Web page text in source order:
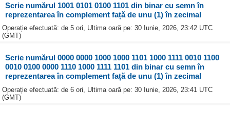
Scrie numărul 1001 0101 0100 1101 din binar cu semn în
reprezentarea în complement față de unu (1) în zecimal
Operație efectuată: de 5 ori, Ultima oară pe: 30 Iunie, 2026, 23:42 UTC
(GMT)
Scrie numărul 0000 0000 1000 1000 1101 1000 1111 0010 1100
0010 0100 0000 1110 1000 1111 1101 din binar cu semn în
reprezentarea în complement față de unu (1) în zecimal
Operație efectuată: de 6 ori, Ultima oară pe: 30 Iunie, 2026, 23:41 UTC
(GMT)